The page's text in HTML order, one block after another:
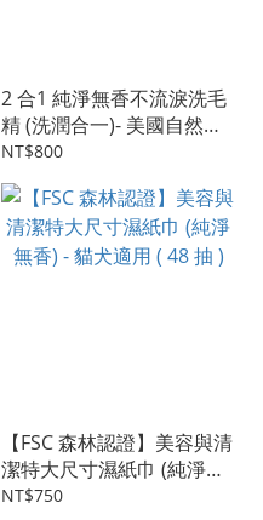
2 合1 純淨無香不流淚洗毛
精 (洗潤合一)- 美國自然獸
醫認證，貓犬通用 16oz
(473ml)
NT$800
【FSC 森林認證】美容與清
潔特大尺寸濕紙巾 (純淨無
香) - 貓犬適用 ( 48 抽 )
NT$750